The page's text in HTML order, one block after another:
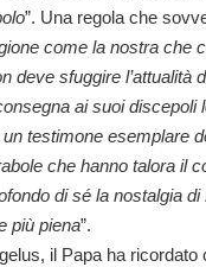
”. Una regola che
come la nostra che
deve sfuggire l’attualità
ai suoi discepoli
testimone esemplare
che hanno talora il
di sé la nostalgia
più piena”.
il Papa ha